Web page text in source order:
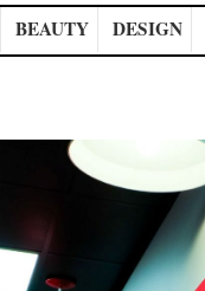
BEAUTY DESIGN